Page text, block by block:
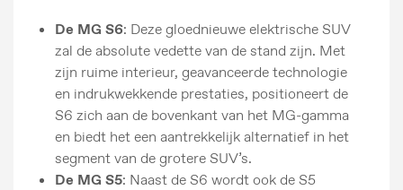
De MG S6: Deze gloednieuwe elektrische SUV
zal de absolute vedette van de stand zijn. Met
zijn ruime interieur, geavanceerde technologie
en indrukwekkende prestaties, positioneert de
S6 zich aan de bovenkant van het MG-gamma
en biedt het een aantrekkelijk alternatief in het
segment van de grotere SUV’s.
De MG S5: Naast de S6 wordt ook de S5